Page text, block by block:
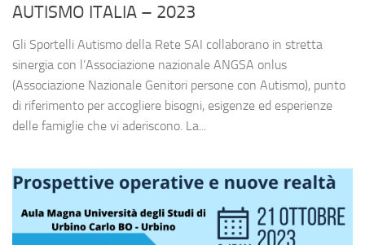
AUTISMO ITALIA – 2023
Gli Sportelli Autismo della Rete SAI collaborano in stretta
sinergia con l’Associazione nazionale ANGSA onlus
(Associazione Nazionale Genitori persone con Autismo), punto
di riferimento per accogliere bisogni, esigenze ed esperienze
delle famiglie che vi aderiscono. La...